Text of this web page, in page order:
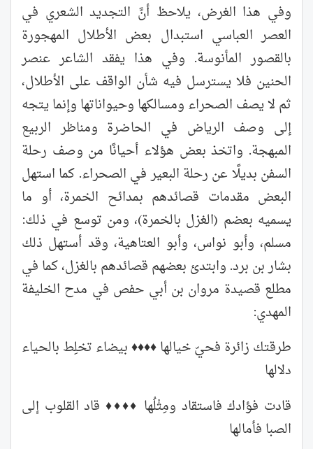
وفي هذا الغرض، يلاحظ أنَّ التجديد الشعري في
العصر العباسي استبدال بعض الأطلال المهجورة
بالقصور المأنوسة. وفي هذا يفقد الشاعر عنصر
الحنين فلا يسترسل فيه شأن الواقف على الأطلال،
ثم لا يصف الصحراء ومسالكها وحيواناتها وإنما يتجه
إلى وصف الرياض في الحاضرة ومناظر الربيع
المبهجة. واتخذ بعض هؤلاء أحيانًا من وصف رحلة
السفن بديلًا عن رحلة البعير في الصحراء. كما استهل
البعض مقدمات قصائدهم بمدائح الخمرة، أو ما
يسميه بعضم (الغزل بالخمرة)، ومن توسع في ذلك:
مسلم، وأبو نواس، وأبو العتاهية، وقد أستهل ذلك
بشار بن برد. وابتدئ بعضهم قصائدهم بالغزل، كما في
مطلع قصيدة مروان بن أبي حفص في مدح الخليفة
المهدي:
طرقتك زائرة فحيّ خيالها ♦♦♦♦ بيضاء تخلِط بالحياء
دلالها
قادت فؤادك فاستقاد ومِثْلُها ♦♦♦♦ قاد القلوب إلى
الصبا فأمالها